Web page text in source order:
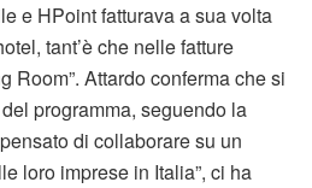
e HPoint fatturava a sua volta
tant’è che nelle fatture
Room”. Attardo conferma che si
programma, seguendo la
di collaborare su un
loro imprese in Italia”, ci ha